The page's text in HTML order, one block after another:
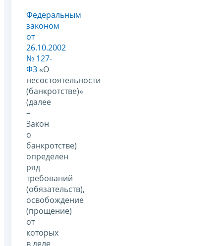
Федеральным
законом
от
26.10.2002
№ 127-
ФЗ «О
несостоятельности
(банкротстве)»
(далее
–
Закон
о
банкротстве)
определен
ряд
требований
(обязательств),
освобождение
(прощение)
от
которых
в деле